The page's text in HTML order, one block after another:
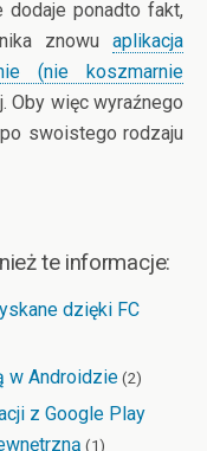
dodaje ponadto fakt,
znowu aplikacja
(nie koszmarnie
Oby więc wyraźnego
swoistego rodzaju
te informacje:
dzięki FC
w Androidzie (2)
z Google Play
(1)